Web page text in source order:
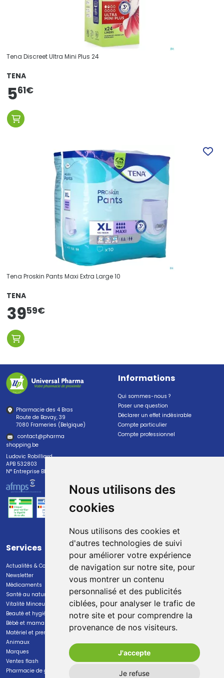
Nous utilisons des
cookies
Nous utilisons des cookies et
d'autres technologies de suivi
pour améliorer votre expérience
de navigation sur notre site, pour
vous montrer un contenu
personnalisé et des publicités
ciblées, pour analyser le trafic de
notre site et pour comprendre la
provenance de nos visiteurs.
J'accepte
Je refuse
Tena Discreet Ultra Mini Plus 24
TENA
561€
Tena Proskin Pants Maxi Extra Large 10
TENA
3959€
Pharmacie des 4 Bras
Route de Bavay, 39
7080 Frameries (Belgique)
contact@pharma
shopping.be
Ludovic Robilliard
APB 532803
N° Entreprise BE0447.382.113
Informations
Qui sommes-nous ?
Poser une question
Déclarer un effet indésirable
Compte particulier
Compte professionnel
Services
Actualités & Conseils
Newsletter
Médicaments
Santé au naturel
Vitalité Minceur Nutrition
Beauté et hygiène
Bébé et maman
Matériel et premiers soins
Animaux
Marques
Ventes flash
Pharmacie de garde
Paiement
Paiement sécurisé
Livraison
Livraison dans un Point Relais